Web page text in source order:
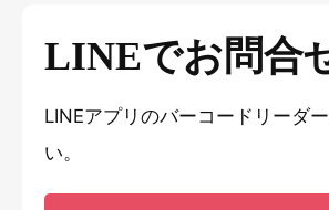
LINEでお問合
LINEアプリのバーコードリーダ
い。